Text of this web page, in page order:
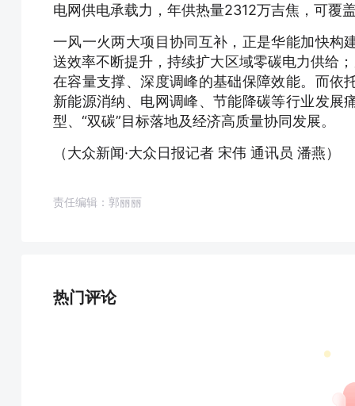
电网供电承载力，年供热量2312万吉焦，可覆
一风一火两大项目协同互补，正是华能加快构
送效率不断提升，持续扩大区域零碳电力供给
在容量支撑、深度调峰的基础保障效能。而依
新能源消纳、电网调峰、节能降碳等行业发展
型、“双碳”目标落地及经济高质量协同发展。
（大众新闻·大众日报记者 宋伟 通讯员 潘燕）
责任编辑：郭丽丽
热门评论